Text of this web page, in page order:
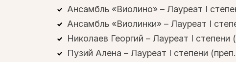
Ансамбль «Виолино» – Лауреат I
Ансамбль «Виолинки» – Лауреат I
Николаев Георгий – Лауреат I
Пузий Алена – Лауреат I степени